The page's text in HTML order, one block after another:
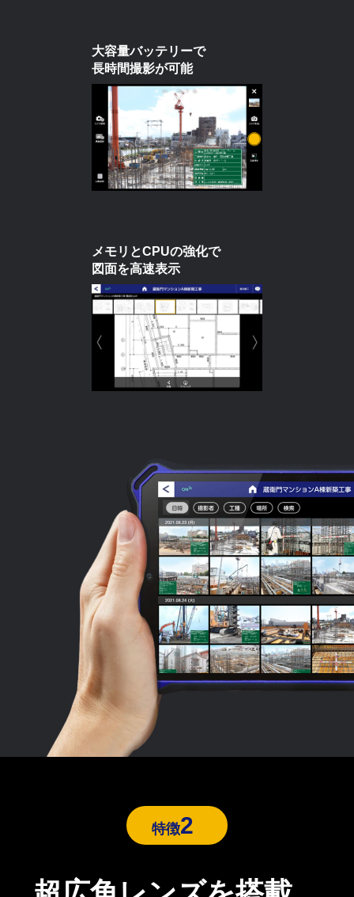
大容量バッテリーで
長時間撮影が可能
メモリとCPUの強化で
図面を高速表示
特徴2